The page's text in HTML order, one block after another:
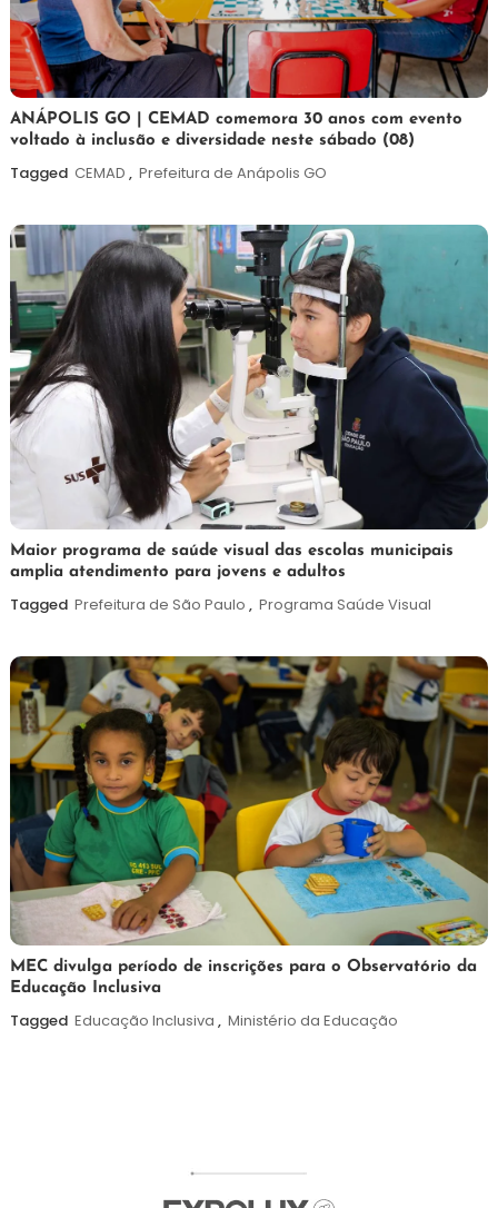
7
de
agosto
Maurilio
ANÁPOLIS GO | CEMAD comemora 30 anos com evento
voltado à inclusão e diversidade neste sábado (08)
Tagged CEMAD , Prefeitura de Anápolis GO
7
de
agosto
Maurilio
Maior programa de saúde visual das escolas municipais
amplia atendimento para jovens e adultos
Tagged Prefeitura de São Paulo , Programa Saúde Visual
7
de
agosto
Maurilio
MEC divulga período de inscrições para o Observatório da
Educação Inclusiva
Tagged Educação Inclusiva , Ministério da Educação